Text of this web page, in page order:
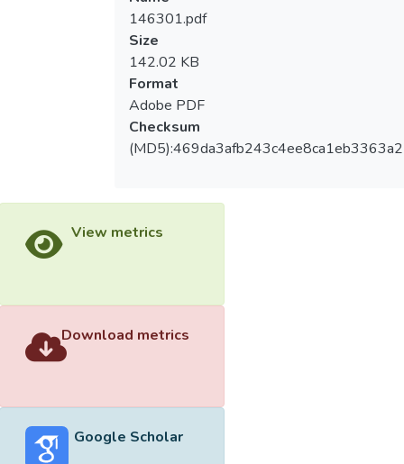
146301.pdf
Size
142.02 KB
Format
Adobe PDF
Checksum
View metrics
Download metrics
Google Scholar